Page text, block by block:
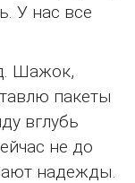
У нас все
Шажок,
пакеты
вглубь
не до
надежды.